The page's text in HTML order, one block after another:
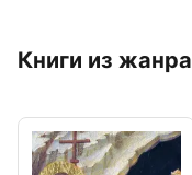
Книги из жанра